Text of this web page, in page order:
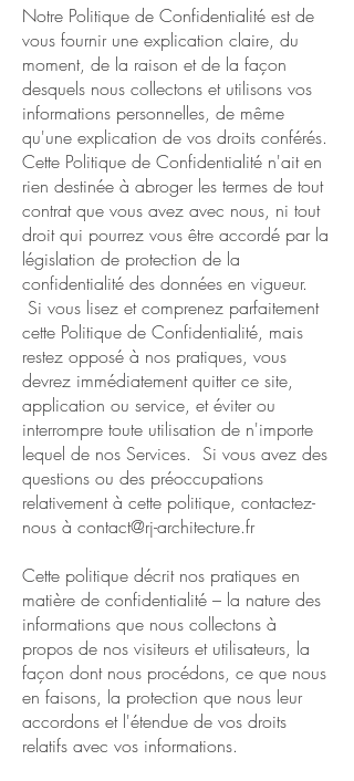
Notre Politique de Confidentialité est de
vous fournir une explication claire, du
moment, de la raison et de la façon
desquels nous collectons et utilisons vos
informations personnelles, de même
qu'une explication de vos droits conférés.
Cette Politique de Confidentialité n'ait en
rien destinée à abroger les termes de tout
contrat que vous avez avec nous, ni tout
droit qui pourrez vous être accordé par la
législation de protection de la
confidentialité des données en vigueur.
Si vous lisez et comprenez parfaitement
cette Politique de Confidentialité, mais
restez opposé à nos pratiques, vous
devrez immédiatement quitter ce site,
application ou service, et éviter ou
interrompre toute utilisation de n'importe
lequel de nos Services. Si vous avez des
questions ou des préoccupations
relativement à cette politique, contactez-
nous à contact@rj-architecture.fr
Cette politique décrit nos pratiques en
matière de confidentialité – la nature des
informations que nous collectons à
propos de nos visiteurs et utilisateurs, la
façon dont nous procédons, ce que nous
en faisons, la protection que nous leur
accordons et l'étendue de vos droits
relatifs avec vos informations.